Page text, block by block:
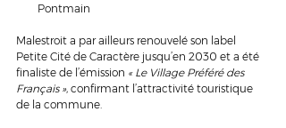
Pontmain
Malestroit a par ailleurs renouvelé son label
Petite Cité de Caractère jusqu’en 2030 et a été
finaliste de l’émission « Le Village Préféré des
Français », confirmant l’attractivité touristique
de la commune.